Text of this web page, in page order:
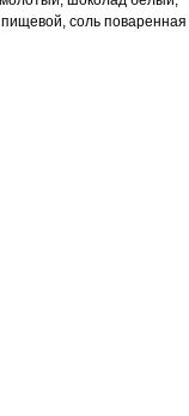
соль поваренная